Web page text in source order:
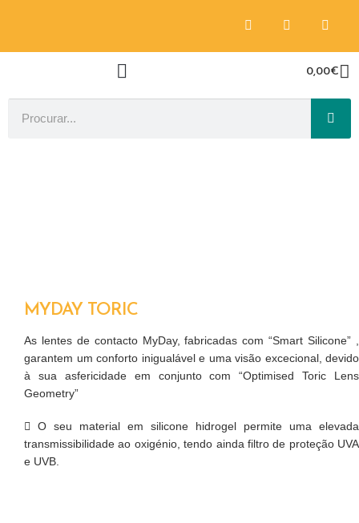
0,00€
MYDAY TORIC
As lentes de contacto MyDay, fabricadas com “Smart Silicone” ,
garantem um conforto inigualável e uma visão excecional, devido
à sua asfericidade em conjunto com “Optimised Toric Lens
Geometry”
O seu material em silicone hidrogel permite uma elevada
transmissibilidade ao oxigénio, tendo ainda filtro de proteção UVA
e UVB.